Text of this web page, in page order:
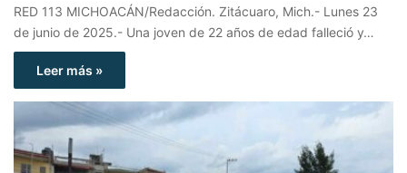
RED 113 MICHOACÁN/Redacción. Zitácuaro, Mich.- Lunes 23
de junio de 2025.- Una joven de 22 años de edad falleció y…
Leer más »